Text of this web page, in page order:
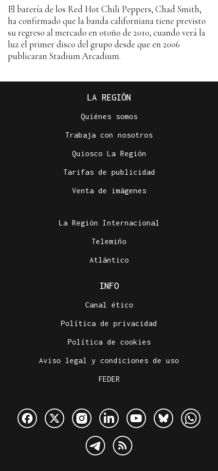
El batería de los Red Hot Chili Peppers, Chad Smith,
ha confirmado que la banda californiana tiene previsto
su regreso al mercado en otoño de 2010, cuando verá la
luz el primer disco del grupo desde que en 2006
publicaran Stadium Arcadium.
LA REGIÓN
Quiénes somos
Trabaja con nosotros
Quiosco La Región
Tarifas de publicidad
Venta de imágenes
La Región Internacional
Telemiño
Atlántico
INFO
Canal ético
Política de privacidad
Política de cookies
Aviso legal y condiciones de uso
FEDER